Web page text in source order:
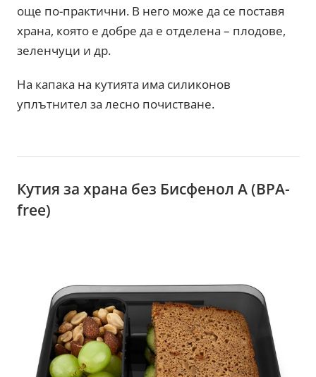
още по-практични. В него може да се поставя
храна, която е добре да е отделена – плодове,
зеленчуци и др.
На капака на кутията има силиконов
уплътнител за лесно почистване.
Кутия за храна без Бисфенол A (BPA-
free)